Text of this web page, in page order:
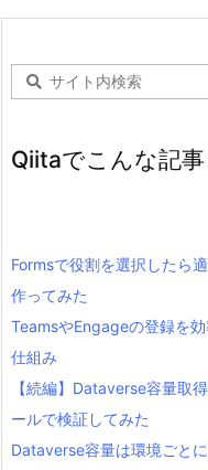
Qiitaでこんな記事
Formsで役割を選択したら
作ってみた
TeamsやEngageの登録を
仕組み
【続編】Dataverse容量取
ールで検証してみた
Dataverse容量は環境ごと